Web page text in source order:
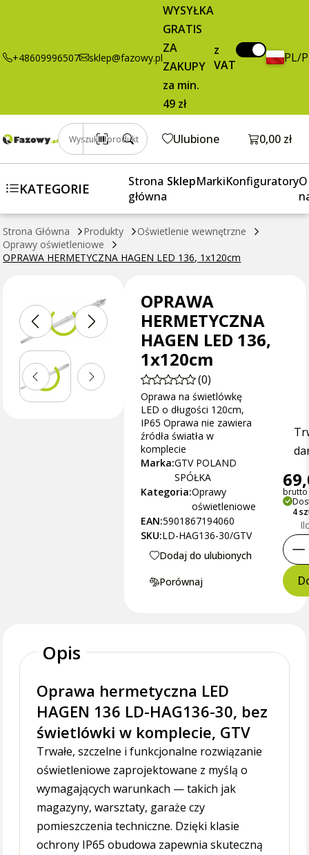
+48609996507 sklep@fazowy.pl
WYSYŁKA
GRATIS
ZA
ZAKUPY
za min.
49 zł
z
VAT
PL/
Wyszukaj produkt Ulubione Otwórz
0,00 zł
KATEGORIE
Strona
główna
SklepMarkiKonfiguratoryO
Strona Główna Produkty
Oświetlenie wewnętrzne
Oprawy oświetleniowe
OPRAWA HERMETYCZNA HAGEN LED 136, 1x120cm
136, 1x120cm
69,00 zł
brutto / szt. Dodaj do koszyka
OPRAWA
HERMETYCZNA
HAGEN LED 136,
1x120cm
(0)
Oprawa na świetlówkę
LED o długości 120cm,
IP65 Oprawa nie zawiera
źródła światła w
komplecie
Marka:GTV POLAND
SPÓŁKA
Kategoria:Oprawy
oświetleniowe
EAN:5901867194060
SKU:LD-HAG136-30/GTV
Dodaj do ulubionych
Porównaj
brutto
4
Opis
Oprawa hermetyczna LED
HAGEN 136 LD-HAG136-30, bez
świetlówki w komplecie, GTV
Trwałe, szczelne i funkcjonalne rozwiązanie
oświetleniowe zaprojektowane z myślą o
wymagających warunkach — takich jak
magazyny, warsztaty, garaże czy
pomieszczenia techniczne. Dzięki klasie
ochrony IP65 obudowa zapewnia skuteczną